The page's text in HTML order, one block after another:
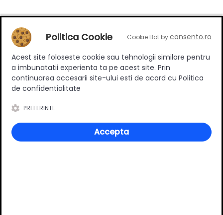
Deții sau ai utilizat produsul?
Spune-ți părerea acordând o nota produsului
Adaugă un review
Ratingul general al produsului
Politica Cookie Cookie Bot byconsento.ro
Acest site foloseste cookie sau tehnologii similare pentru
a imbunatatii experienta ta pe acest site. Prin
continuarea accesarii site-ului esti de acord cu Politica
de confidentialitate
PREFERINTE
Accepta